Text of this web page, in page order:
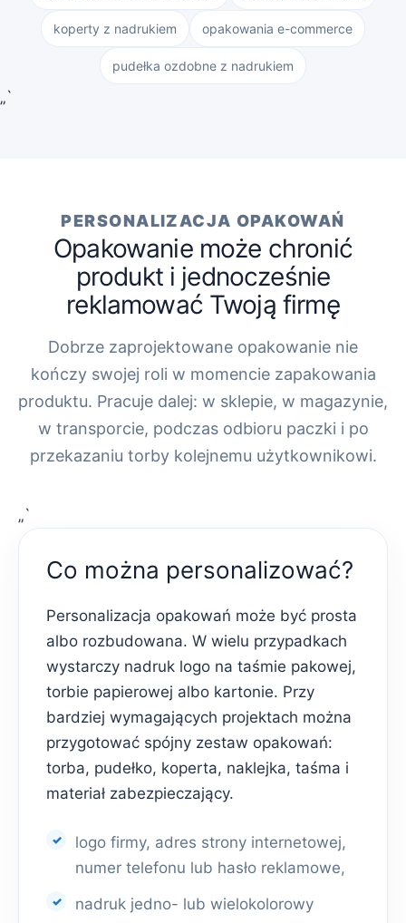
koperty z nadrukiem opakowania e-commerce
pudełka ozdobne z nadrukiem
„`
PERSONALIZACJA OPAKOWAŃ
Opakowanie może chronić
produkt i jednocześnie
reklamować Twoją firmę
Dobrze zaprojektowane opakowanie nie
kończy swojej roli w momencie zapakowania
produktu. Pracuje dalej: w sklepie, w magazynie,
w transporcie, podczas odbioru paczki i po
przekazaniu torby kolejnemu użytkownikowi.
„`
Co można personalizować?
Personalizacja opakowań może być prosta
albo rozbudowana. W wielu przypadkach
wystarczy nadruk logo na taśmie pakowej,
torbie papierowej albo kartonie. Przy
bardziej wymagających projektach można
przygotować spójny zestaw opakowań:
torba, pudełko, koperta, naklejka, taśma i
materiał zabezpieczający.
logo firmy, adres strony internetowej,
numer telefonu lub hasło reklamowe,
nadruk jedno- lub wielokolorowy